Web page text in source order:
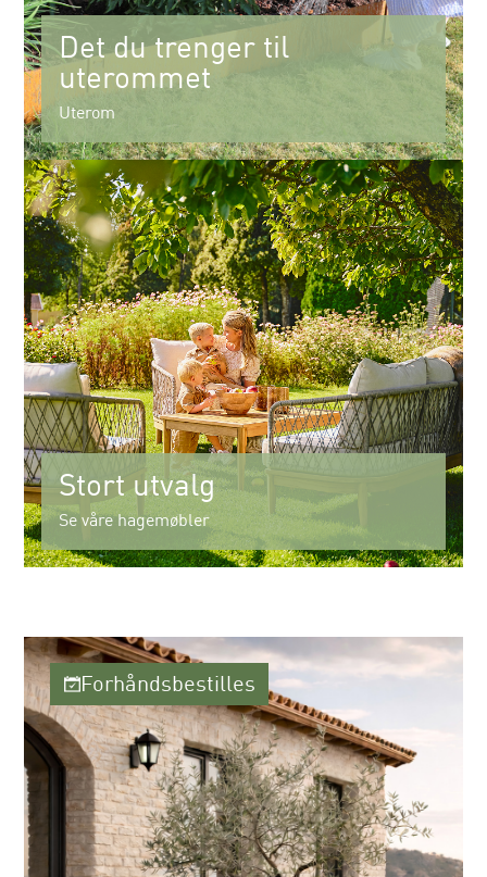
Det du trenger til
uterommet
Uterom
Stort utvalg
Se våre hagemøbler
Forhåndsbestilles